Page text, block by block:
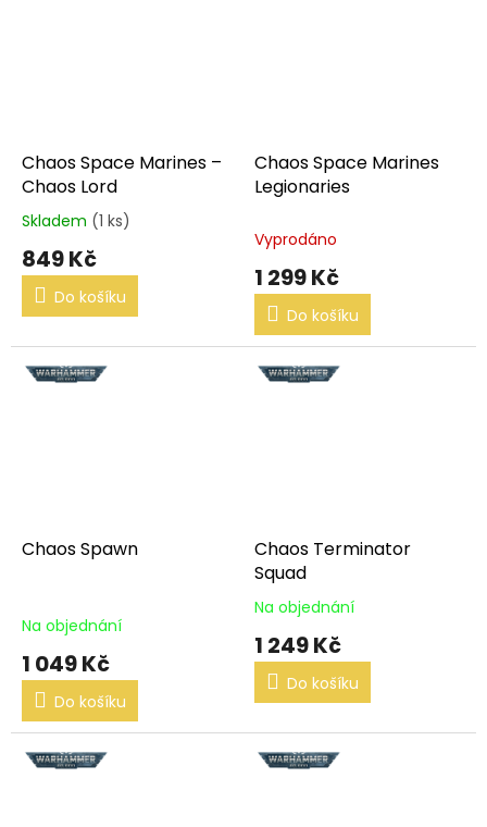
Chaos Space Marines –
Chaos Lord
Průměrné
hodnocení
produktu
5,0
5
hvězdiček.
Skladem (1 ks)
849 Kč
Do košíku
Chaos Space Marines
Legionaries
Vyprodáno
1 299 Kč
Do košíku
Chaos Spawn
Na objednání
1 049 Kč
Do košíku
Chaos Terminator
Squad
Průměrné
hodnocení
produktu
5,0
5
hvězdiček.
Na objednání
1 249 Kč
Do košíku